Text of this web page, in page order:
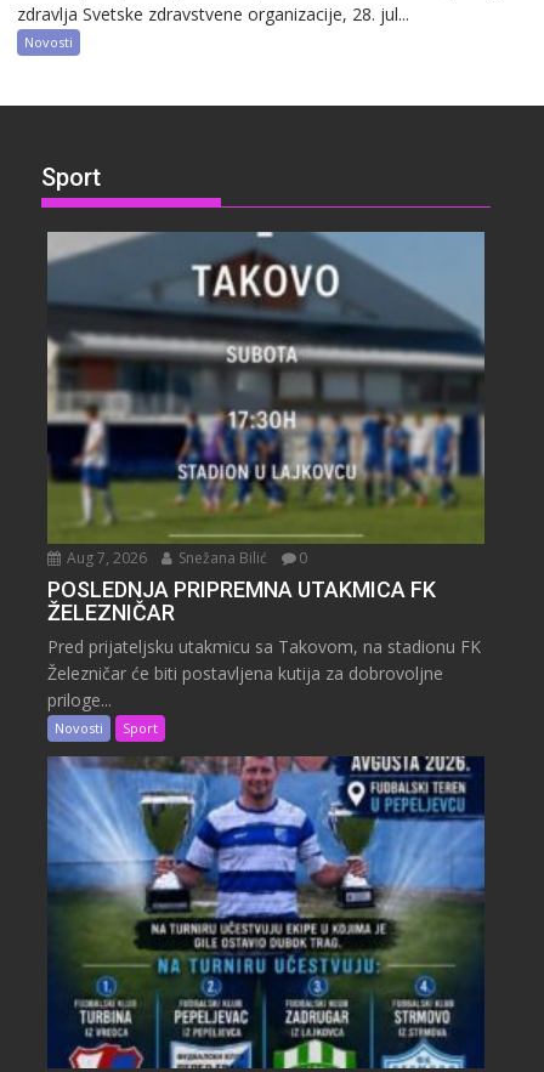
zdravlja Svetske zdravstvene organizacije, 28. jul...
Novosti
Sport
Aug 7, 2026 Snežana Bilić 0
POSLEDNJA PRIPREMNA UTAKMICA FK
ŽELEZNIČAR
Pred prijateljsku utakmicu sa Takovom, na stadionu FK
Železničar će biti postavljena kutija za dobrovoljne
priloge...
Novosti Sport